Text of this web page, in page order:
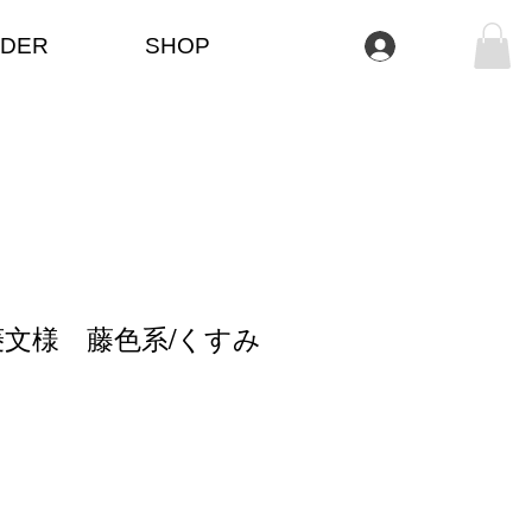
SHOP Iniciar sesión
様 藤色系/くすみ